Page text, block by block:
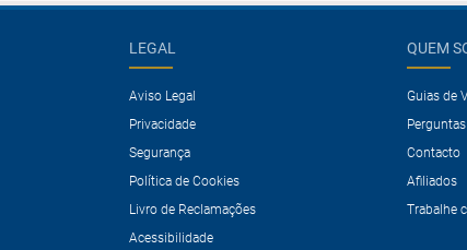
LEGAL
Aviso Legal
Privacidade
Segurança
Política de Cookies
Livro de Reclamações
Acessibilidade
QUEM
Guias de
Contacto
Afiliados
Trabalhe